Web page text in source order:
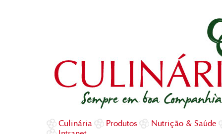
Culinária Produtos
Nutrição & Saúde